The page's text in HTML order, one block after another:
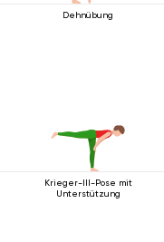
Dehnübung
Krieger-III-Pose mit
Unterstützung